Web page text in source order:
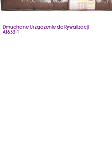
Dmuchane Urządzenie do Rywalizacji
A1633-1